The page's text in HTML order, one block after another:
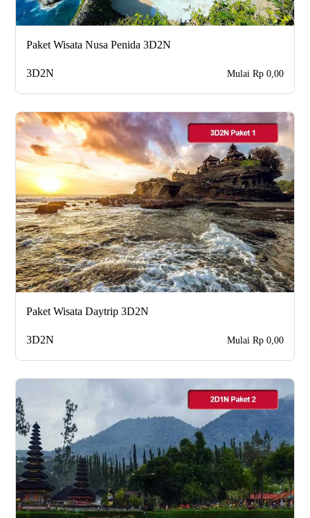
Paket Wisata Nusa Penida 3D2N
3D2N Mulai Rp 0,00
Paket Wisata Daytrip 3D2N
3D2N Mulai Rp 0,00